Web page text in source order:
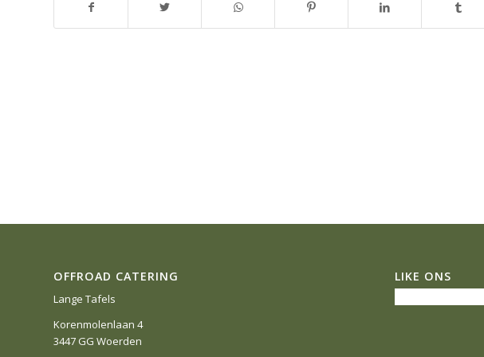
OFFROAD CATERING
Lange Tafels
Korenmolenlaan 4
3447 GG Woerden
LIKE ONS